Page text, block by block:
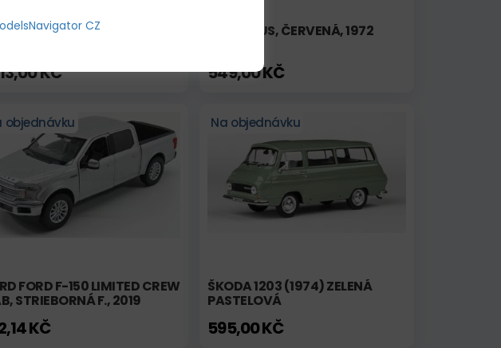
BENZ SPRINTER 319
KČ
VW T2 BUS, ČERVENÁ, 1972
549,00 KČ
objednávku
FORD F-150 LIMITED CREW
STRIEBORNÁ F., 2019
KČ
Na objednávku
ŠKODA 1203 (1974) ZELENÁ
PASTELOVÁ
595,00 KČ
CZ